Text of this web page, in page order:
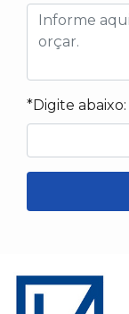
*Digite abaixo: